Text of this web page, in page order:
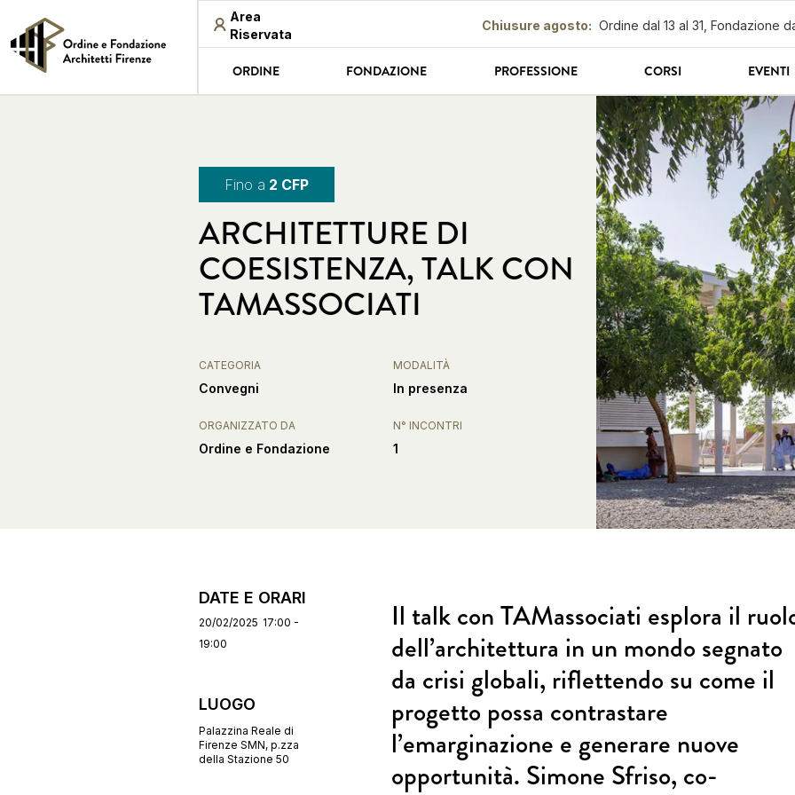
Area
Riservata
Chiusure agosto: Ordine dal 13 al 31, Fondazione
ORDINE FONDAZIONE PROFESSIONE CORSI EVENTI
Fino a 2 CFP
ARCHITETTURE DI
COESISTENZA, TALK CON
TAMASSOCIATI
CATEGORIA
Convegni
MODALITÀ
In presenza
ORGANIZZATO DA
Ordine e Fondazione
N° INCONTRI
1
DATE E ORARI
20/02/2025 17:00 -
19:00
LUOGO
Palazzina Reale di
Firenze SMN, p.zza
della Stazione 50
Il talk con TAMassociati esplora il
dell’architettura in un mondo segnato
da crisi globali, riflettendo su come il
progetto possa contrastare
l’emarginazione e generare nuove
opportunità. Simone Sfriso, co-